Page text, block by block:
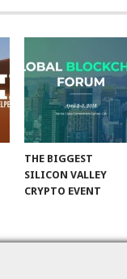
THE BIGGEST
SILICON VALLEY
CRYPTO EVENT